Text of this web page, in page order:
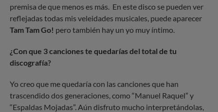
premisa de que menos es más. En este disco se pueden ver
reflejadas todas mis veleidades musicales, puede aparecer
Tam Tam Go! pero también hay un yo muy íntimo.
¿Con que 3 canciones te quedarías del total de tu
discografía?
Yo creo que me quedaría con las canciones que han
trascendido dos generaciones, como “Manuel Raquel” y
“Espaldas Mojadas”. Aún disfruto mucho interpretándolas,